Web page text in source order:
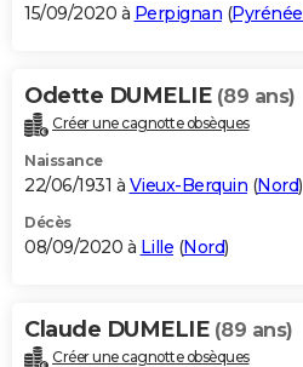
15/09/2020 à Perpignan (
Odette DUMELIE (89 ans)
Créer une cagnotte obsèques
Naissance
22/06/1931 à Vieux-Berquin (Nord)
Décès
08/09/2020 à Lille (Nord)
Claude DUMELIE (89 ans)
Créer une cagnotte obsèques